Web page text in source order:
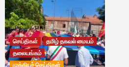
செய்திகள்
தமிழ் தகவல் மையம்
தலையங்கம்
முக்கியச் செய்திகள்